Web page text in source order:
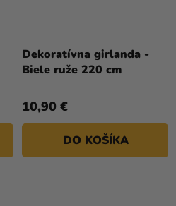
Dekoratívna girlanda -
Biele ruže 220 cm
10,90 €
DO KOŠÍKA